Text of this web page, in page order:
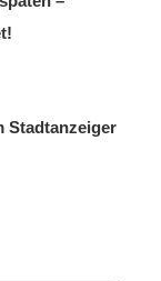
Stadtanzeiger